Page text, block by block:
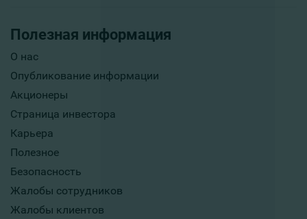
Полезная информация
О нас
Опубликование информации
Акционеры
Страница инвестора
Карьера
Полезное
Безопасность
Жалобы сотрудников
Жалобы клиентов